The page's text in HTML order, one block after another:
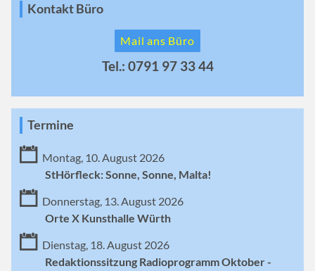
Kontakt Büro
Mail ans Büro
Tel.: 0791 97 33 44
Termine
Montag, 10. August 2026
StHörfleck: Sonne, Sonne, Malta!
Donnerstag, 13. August 2026
Orte X Kunsthalle Würth
Dienstag, 18. August 2026
Redaktionssitzung Radioprogramm Oktober -